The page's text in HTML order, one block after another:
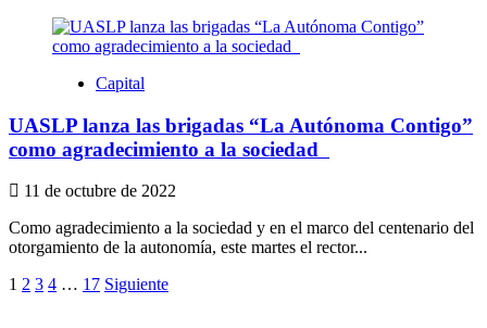
Capital
UASLP lanza las brigadas “La Autónoma Contigo”
como agradecimiento a la sociedad
11 de octubre de 2022
Como agradecimiento a la sociedad y en el marco del centenario del
otorgamiento de la autonomía, este martes el rector...
Paginación
1 2 3 4 … 17 Siguiente